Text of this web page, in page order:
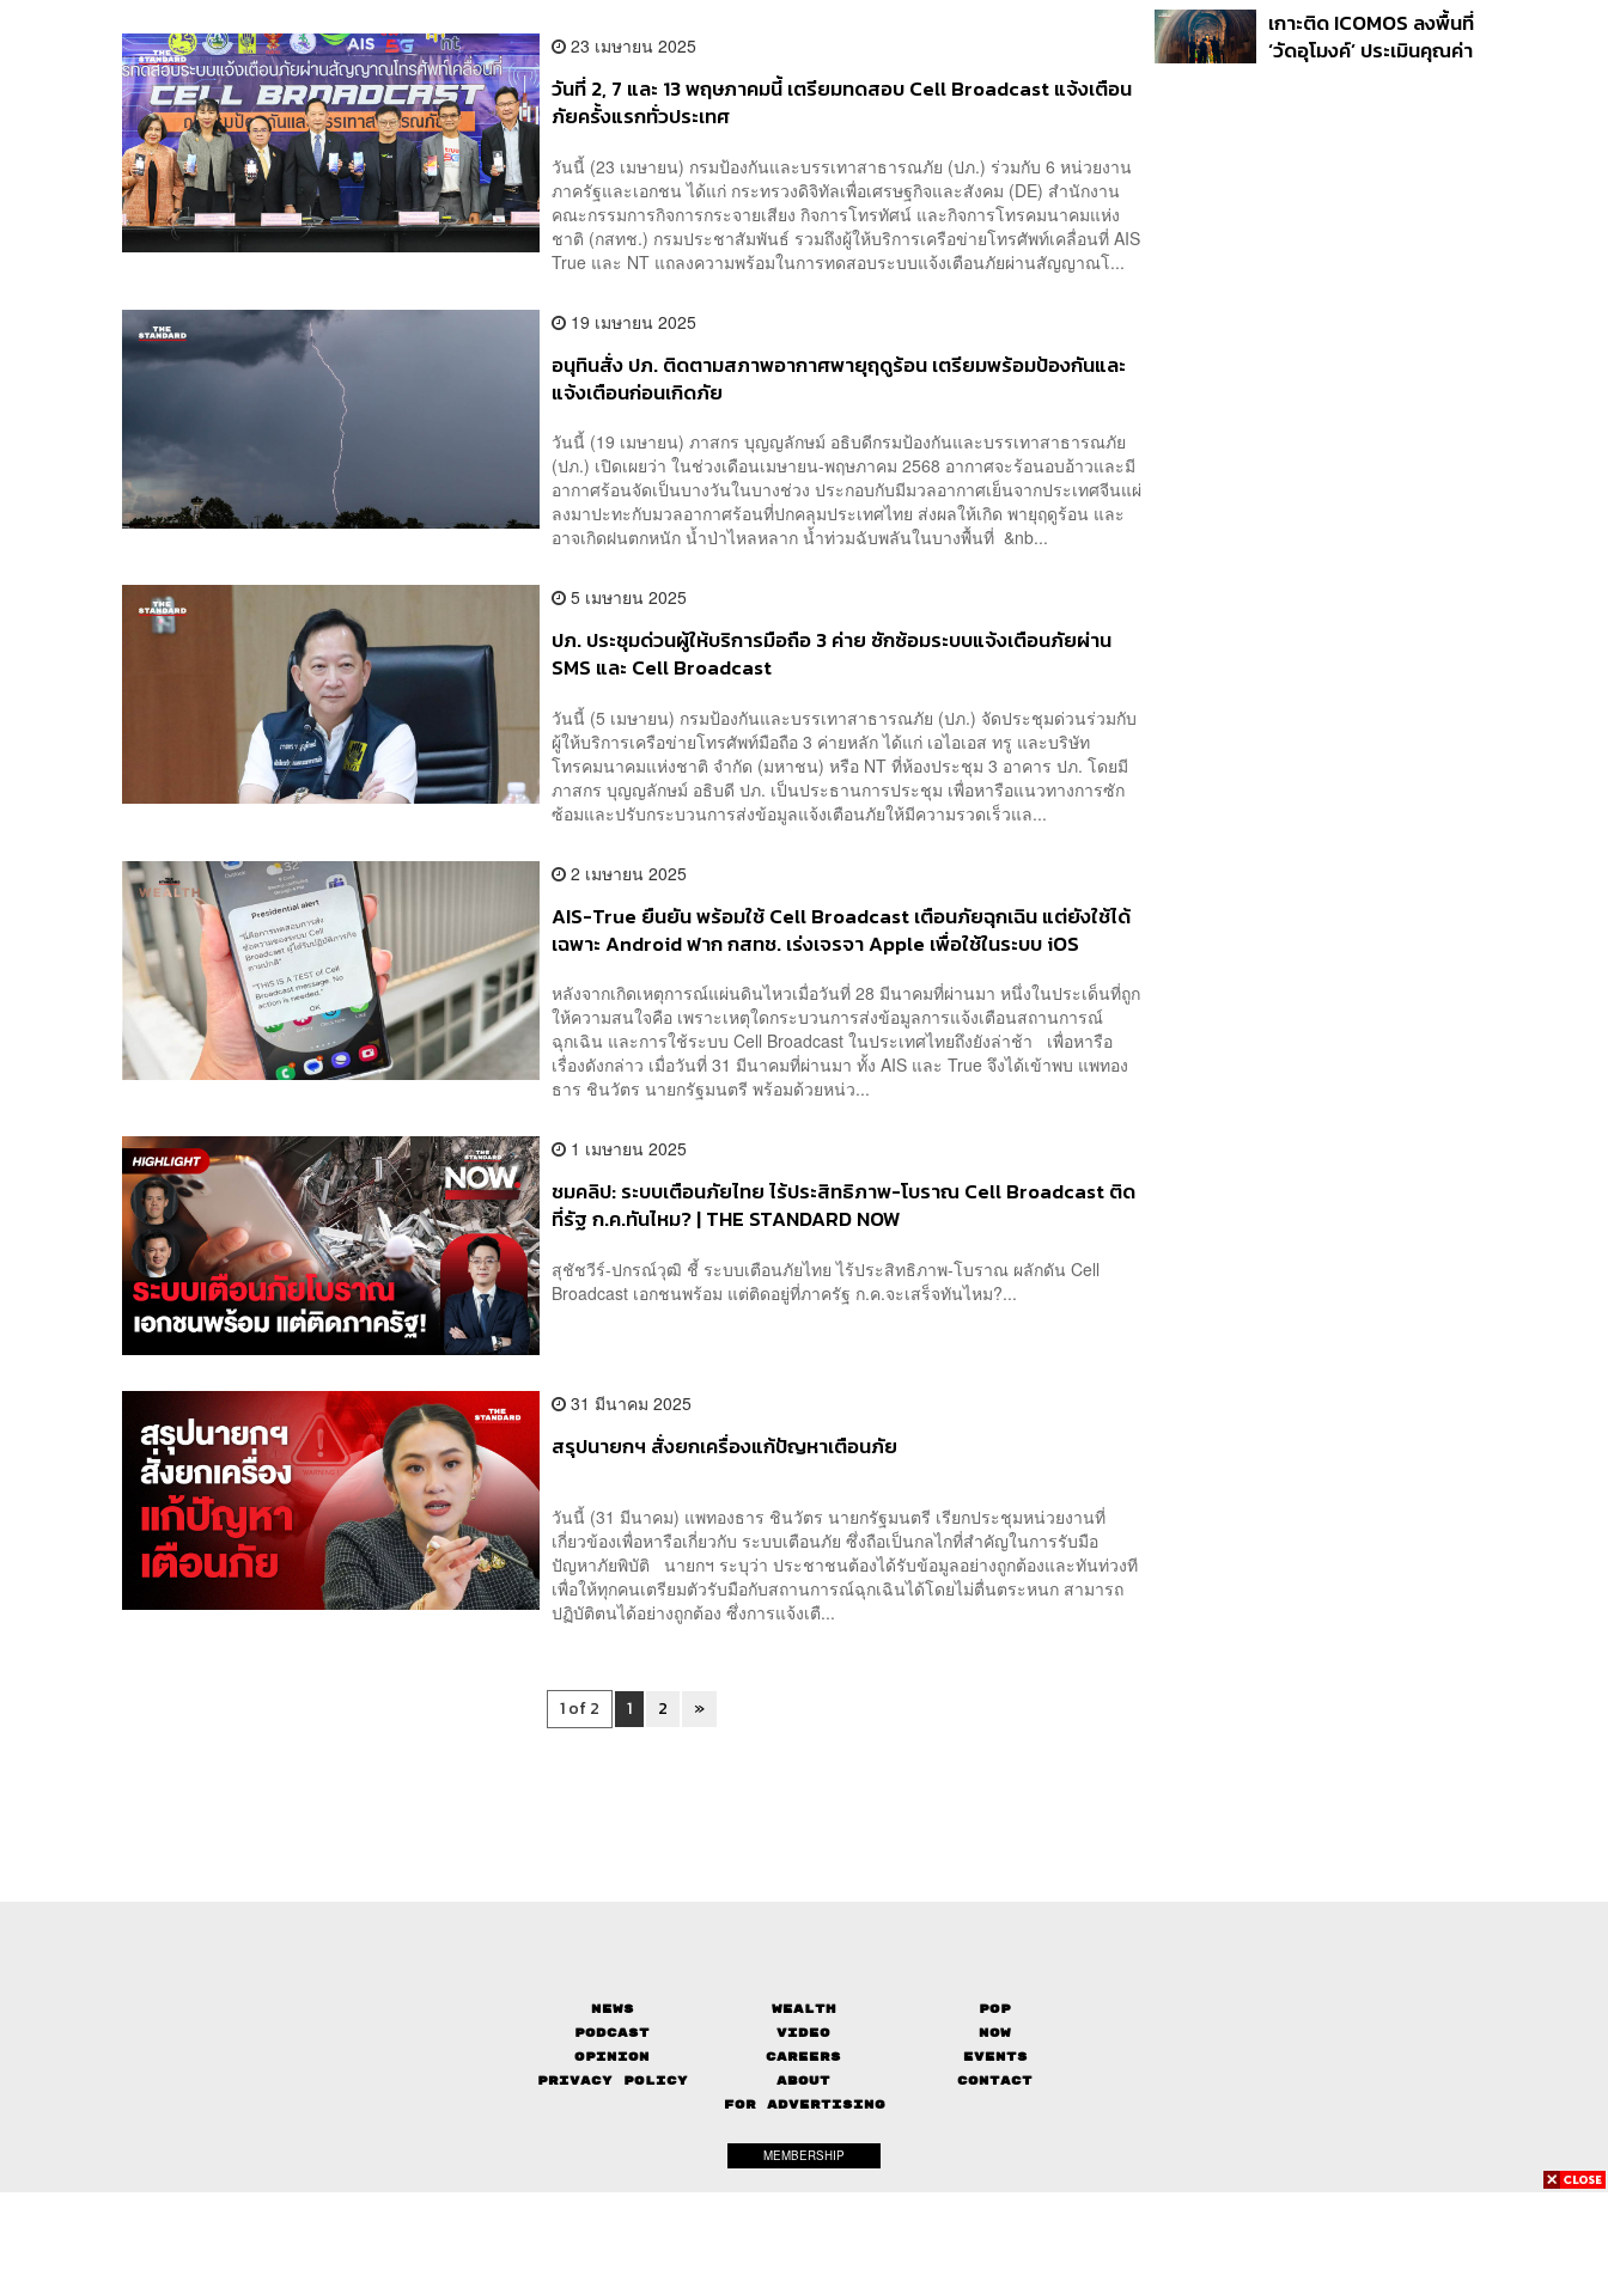
23 เมษายน 2025
วันที่ 2, 7 และ 13 พฤษภาคมนี้ เตรียมทดสอบ Cell Broadcast แจ้งเตือน
ภัยครั้งแรกทั่วประเทศ
วันนี้ (23 เมษายน) กรมป้องกันและบรรเทาสาธารณภัย (ปภ.) ร่วมกับ 6 หน่วยงาน
ภาครัฐและเอกชน ได้แก่ กระทรวงดิจิทัลเพื่อเศรษฐกิจและสังคม (DE) สำนักงาน
คณะกรรมการกิจการกระจายเสียง กิจการโทรทัศน์ และกิจการโทรคมนาคมแห่ง
ชาติ (กสทช.) กรมประชาสัมพันธ์ รวมถึงผู้ให้บริการเครือข่ายโทรศัพท์เคลื่อนที่ AIS
True และ NT แถลงความพร้อมในการทดสอบระบบแจ้งเตือนภัยผ่านสัญญาณโ...
19 เมษายน 2025
อนุทินสั่ง ปภ. ติดตามสภาพอากาศพายุฤดูร้อน เตรียมพร้อมป้องกันและ
แจ้งเตือนก่อนเกิดภัย
วันนี้ (19 เมษายน) ภาสกร บุญญลักษม์ อธิบดีกรมป้องกันและบรรเทาสาธารณภัย
(ปภ.) เปิดเผยว่า ในช่วงเดือนเมษายน-พฤษภาคม 2568 อากาศจะร้อนอบอ้าวและมี
อากาศร้อนจัดเป็นบางวันในบางช่วง ประกอบกับมีมวลอากาศเย็นจากประเทศจีนแผ่
ลงมาปะทะกับมวลอากาศร้อนที่ปกคลุมประเทศไทย ส่งผลให้เกิด พายุฤดูร้อน และ
อาจเกิดฝนตกหนัก น้ำป่าไหลหลาก น้ำท่วมฉับพลันในบางพื้นที่ &nb...
5 เมษายน 2025
ปภ. ประชุมด่วนผู้ให้บริการมือถือ 3 ค่าย ซักซ้อมระบบแจ้งเตือนภัยผ่าน
SMS และ Cell Broadcast
วันนี้ (5 เมษายน) กรมป้องกันและบรรเทาสาธารณภัย (ปภ.) จัดประชุมด่วนร่วมกับ
ผู้ให้บริการเครือข่ายโทรศัพท์มือถือ 3 ค่ายหลัก ได้แก่ เอไอเอส ทรู และบริษัท
โทรคมนาคมแห่งชาติ จำกัด (มหาชน) หรือ NT ที่ห้องประชุม 3 อาคาร ปภ. โดยมี
ภาสกร บุญญลักษม์ อธิบดี ปภ. เป็นประธานการประชุม เพื่อหารือแนวทางการซัก
ซ้อมและปรับกระบวนการส่งข้อมูลแจ้งเตือนภัยให้มีความรวดเร็วแล...
2 เมษายน 2025
AIS-True ยืนยัน พร้อมใช้ Cell Broadcast เตือนภัยฉุกเฉิน แต่ยังใช้ได้
เฉพาะ Android ฟาก กสทช. เร่งเจรจา Apple เพื่อใช้ในระบบ iOS
หลังจากเกิดเหตุการณ์แผ่นดินไหวเมื่อวันที่ 28 มีนาคมที่ผ่านมา หนึ่งในประเด็นที่ถูก
ให้ความสนใจคือ เพราะเหตุใดกระบวนการส่งข้อมูลการแจ้งเตือนสถานการณ์
ฉุกเฉิน และการใช้ระบบ Cell Broadcast ในประเทศไทยถึงยังล่าช้า เพื่อหารือ
เรื่องดังกล่าว เมื่อวันที่ 31 มีนาคมที่ผ่านมา ทั้ง AIS และ True จึงได้เข้าพบ แพทอง
ธาร ชินวัตร นายกรัฐมนตรี พร้อมด้วยหน่ว...
1 เมษายน 2025
ชมคลิป: ระบบเตือนภัยไทย ไร้ประสิทธิภาพ-โบราณ Cell Broadcast ติด
ที่รัฐ ก.ค.ทันไหม? | THE STANDARD NOW
สุชัชวีร์-ปกรณ์วุฒิ ชี้ ระบบเตือนภัยไทย ไร้ประสิทธิภาพ-โบราณ ผลักดัน Cell
Broadcast เอกชนพร้อม แต่ติดอยู่ที่ภาครัฐ ก.ค.จะเสร็จทันไหม?...
31 มีนาคม 2025
สรุปนายกฯ สั่งยกเครื่องแก้ปัญหาเตือนภัย
วันนี้ (31 มีนาคม) แพทองธาร ชินวัตร นายกรัฐมนตรี เรียกประชุมหน่วยงานที่
เกี่ยวข้องเพื่อหารือเกี่ยวกับ ระบบเตือนภัย ซึ่งถือเป็นกลไกที่สำคัญในการรับมือ
ปัญหาภัยพิบัติ นายกฯ ระบุว่า ประชาชนต้องได้รับข้อมูลอย่างถูกต้องและทันท่วงที
เพื่อให้ทุกคนเตรียมตัวรับมือกับสถานการณ์ฉุกเฉินได้โดยไม่ตื่นตระหนก สามารถ
ปฏิบัติตนได้อย่างถูกต้อง ซึ่งการแจ้งเตื...
1 of 2 1 2 »
กระทบสุขภาพจิตเด็ก คุม
เข้ม AI Chatbot
เกาะติด ICOMOS ลงพื้นที่
‘วัดอุโมงค์’ ประเมินคุณค่า
News Wealth
Pop
Podcast
Video
Now
Opinion
Careers
Events
Privacy Policy
About
Contact
FOR ADVERTISING
MEMBERSHIP